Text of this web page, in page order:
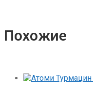
Похожие